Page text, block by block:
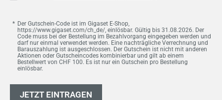
Der Gutschein-Code ist im Gigaset E-Shop,
https://www.gigaset.com/ch_de/, einlösbar. Gültig bis 31.08.2026. Der
Code muss bei der Bestellung im Bezahlvorgang eingegeben werden und
darf nur einmal verwendet werden. Eine nachträgliche Verrechnung und
Barauszahlung ist ausgeschlossen. Der Gutschein ist nicht mit anderen
Aktionen oder Gutscheincodes kombinierbar und gilt ab einem
Bestellwert von CHF 100. Es ist nur ein Gutschein pro Bestellung
einlösbar.
JETZT EINTRAGEN